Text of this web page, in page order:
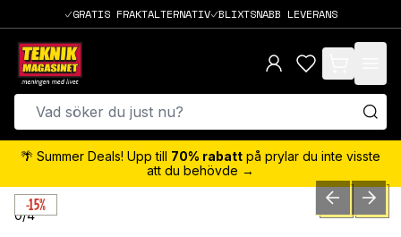
GRATIS FRAKTALTERNATIV BLIXTSNABB LEVERANS
items in cart,
🌴 Summer Deals! Upp till 70% rabatt på prylar du inte visste
att du behövde →
-15%
0/4 PREVIOUSNEXT